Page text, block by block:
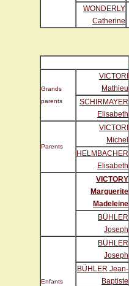
WONDERLY
Catherine
Grands
parents
VICTORI
Mathieu
SCHIRMAYER
Elisabeth
Parents
VICTORI
Michel
HELMBACHER
Elisabeth
VICTORY
Marguerite
Madeleine
BÜHLER
Joseph
Enfants
BÜHLER
Joseph
BÜHLER Jean-
Baptiste